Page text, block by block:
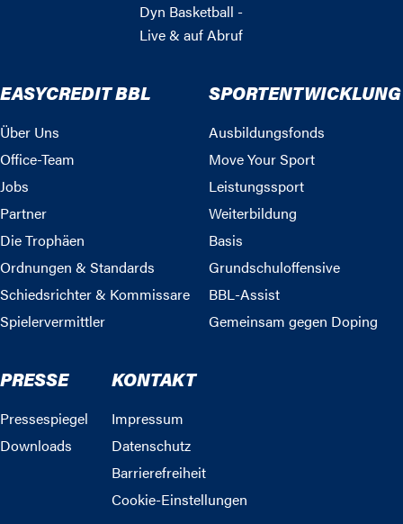
Dyn Basketball -
Live & auf Abruf
EASYCREDIT BBL
Über Uns
Office-Team
Jobs
Partner
Die Trophäen
Ordnungen & Standards
Schiedsrichter & Kommissare
Spielervermittler
SPORTENTWICKLUNG
Ausbildungsfonds
Move Your Sport
Leistungssport
Weiterbildung
Basis
Grundschuloffensive
BBL-Assist
Gemeinsam gegen Doping
PRESSE
Pressespiegel
Downloads
KONTAKT
Impressum
Datenschutz
Barrierefreiheit
Cookie-Einstellungen